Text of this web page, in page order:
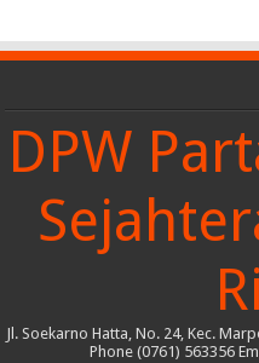
DPW
Jl. Soekarno Hatta, No. 24, Kec.
Phone (0761) 563356